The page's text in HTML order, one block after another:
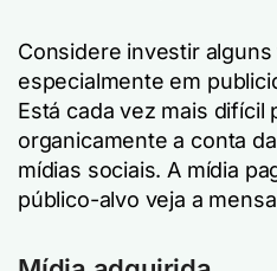
Considere investir
especialmente em
Está cada vez mais difícil
organicamente a conta
mídias sociais. A mídia
público-alvo veja a